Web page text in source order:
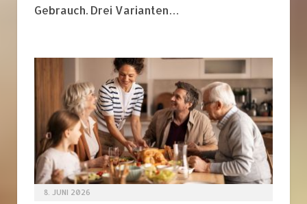
Gebrauch. Drei Varianten…
8. JUNI 2026